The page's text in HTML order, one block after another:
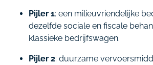
Pijler 1: een milieuvriendelijke
dezelfde sociale en fiscale
klassieke bedrijfswagen.
Pijler 2: duurzame